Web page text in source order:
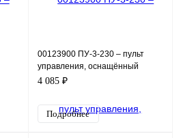
00123900 ПУ-3-230 – пульт
управления, оснащённый
кнопками пуск, стоп и
4 085 ₽
Подробнее